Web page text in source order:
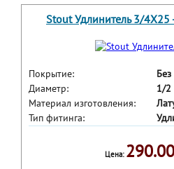
Stout Удлинитель 3/
Покрытие:
Диаметр:
1/2
Материал изготовления:
Тип фитинга:
Цена: